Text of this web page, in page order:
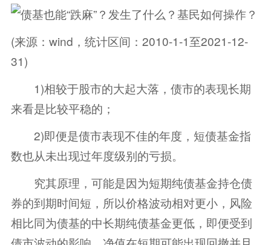
(来源：wind，统计区间：2010-1-1至2021-12-
31)
1)相较于股市的大起大落，债市的表现长期
来看是比较平稳的；
2)即便是债市表现不佳的年度，短债基金指
数也从未出现过年度级别的亏损。
究其原理，可能是因为短期纯债基金持仓债
券的到期时间短，所以价格波动相对更小，风险
相比同为债基的中长期纯债基金更低，即便受到